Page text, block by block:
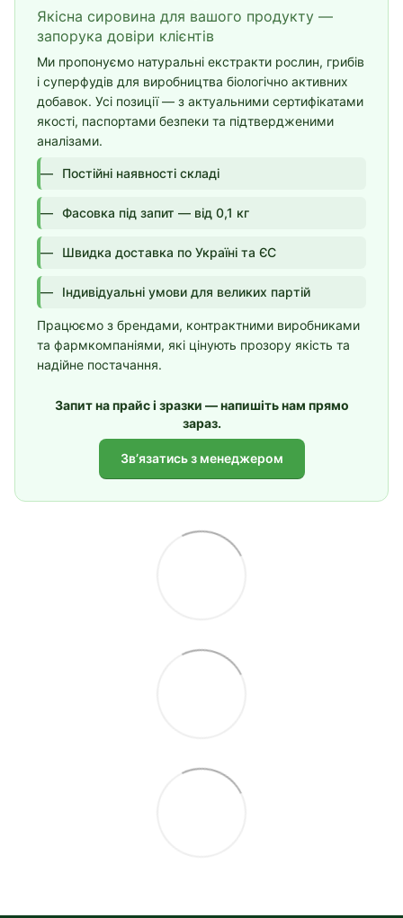
Якісна сировина для вашого продукту —
запорука довіри клієнтів
Ми пропонуємо натуральні екстракти рослин, грибів
і суперфудів для виробництва біологічно активних
добавок. Усі позиції — з актуальними сертифікатами
якості, паспортами безпеки та підтвердженими
аналізами.
Постійні наявності складі
Фасовка під запит — від 0,1 кг
Швидка доставка по Україні та ЄС
Індивідуальні умови для великих партій
Працюємо з брендами, контрактними виробниками
та фармкомпаніями, які цінують прозору якість та
надійне постачання.
Запит на прайс і зразки — напишіть нам прямо
зараз.
Звʼязатись з менеджером